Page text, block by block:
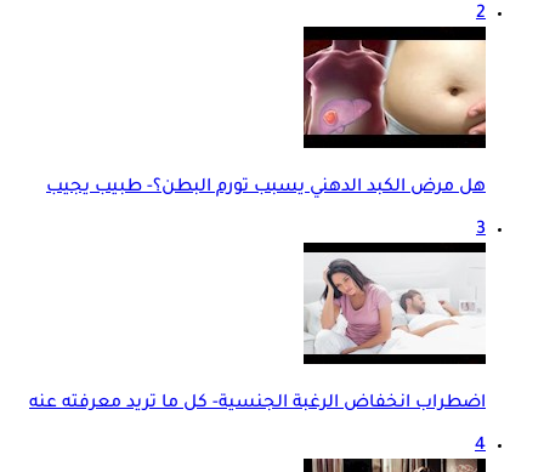
2
هل مرض الكبد الدهني يسبب تورم البطن؟- طبيب يجيب
3
اضطراب انخفاض الرغبة الجنسية- كل ما تريد معرفته عنه
4